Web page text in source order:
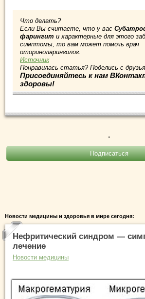
Что делать?
Если Вы считаете, что у вас
фарингит и характерные для этого
симптомы, то вам может помочь врач
оториноларинголог.
Источник
Понравилась статья? Поделись с
Присоединяйтесь к нам
здоровы!
.
Новости медицины и здоровья в мире сегодня:
Нефритический синдром —
лечение
Новости медицины